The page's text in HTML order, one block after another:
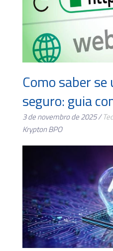
Como saber
seguro: guia
3 de novembro de 2025 /
Krypton BPO